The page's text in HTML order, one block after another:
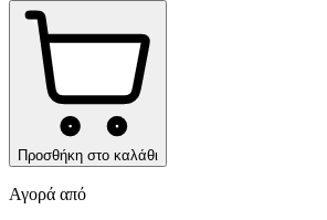
Προσθήκη στο καλάθι
Αγορά από